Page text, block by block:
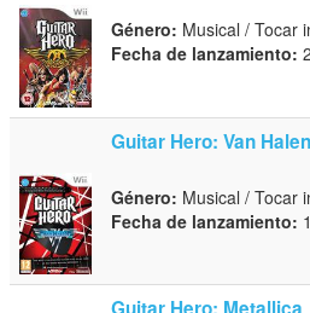
Género: Musical / Tocar
Fecha de lanzamiento:
Guitar Hero: Van Halen
Género: Musical / Tocar
Fecha de lanzamiento: